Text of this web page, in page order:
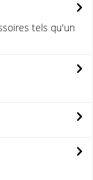
tels qu'un